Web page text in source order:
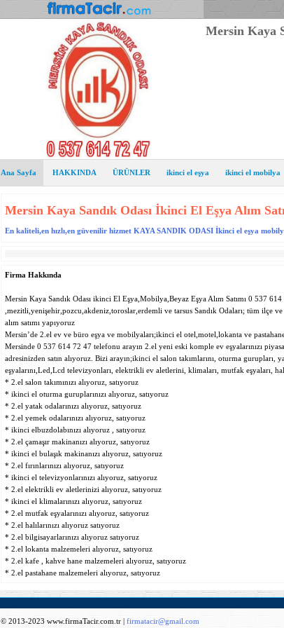
Mersin Kaya
Ana Sayfa HAKKINDA ÜRÜNLER ikinci el eşya ikinci el mobilya
Mersin Kaya Sandık Odası İkinci El Eşya Alım
En kaliteli,en hızlı,en güvenilir hizmet KAYA SANDIK ODASI İkinci el eşya
Firma Hakkında
Mersin Kaya Sandık Odası ikinci El Eşya,Mobilya,Beyaz Eşya Alım Satımı 0 537
,mezitli,yenişehir,pozcu,akdeniz,toroslar,erdemli ve tarsus Sandık Odaları; tüm ilçe
alım satımı yapıyoruz
Mersin’de 2.el ev ve büro eşya ve mobilyaları;ikinci el otel,motel,lokanta ve
Mersinde 0 537 614 72 47 telefonu arayın 2.el yeni eski komple ev eşyalarınızı
adresinizden satın alıyoruz. Bizi arayın;ikinci el salon takımlarını, oturma gurupları,
eşyalarını,Led,Lcd televizyonları, elektrikli ev aletlerini, klimaları, mutfak eşyaları,
* 2.el salon takımınızı alıyoruz, satıyoruz
* ikinci el oturma guruplarınızı alıyoruz, satıyoruz
* 2.el yatak odalarınızı alıyoruz, satıyoruz
* 2.el yemek odalarınızı alıyoruz, satıyoruz
* ikinci elbuzdolabınızı alıyoruz , satıyoruz
* 2.el çamaşır makinanızı alıyoruz, satıyoruz
* ikinci el bulaşık makinanızı alıyoruz, satıyoruz
* 2.el fırınlarınızı alıyoruz, satıyoruz
* ikinci el televizyonlarınızı alıyoruz, satıyoruz
* 2.el elektrikli ev aletlerinizi alıyoruz, satıyoruz
* ikinci el klimalarınızı alıyoruz, satıyoruz
* 2.el mutfak eşyalarınızı alıyoruz, satıyoruz
* 2.el halılarınızı alıyoruz satıyoruz
* 2.el bilgisayarlarınızı alıyoruz satıyoruz
* 2.el lokanta malzemeleri alıyoruz, satıyoruz
* 2.el kafe , kahve hane malzemeleri alıyoruz, satıyoruz
* 2.el pastahane malzemeleri alıyoruz, satıyoruz
© 2013-2023 www.firmaTacir.com.tr | firmatacir@gmail.com